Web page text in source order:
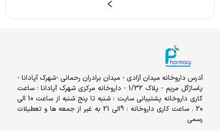
آدرس داروخانه میدان آزادی - میدان برادران رحمانی -شهرک آپادانا -
پاساژگل مریم - پلاک 1/32 - داروخانه مرکزی شهرک آپادانا : ساعت
کاری داروخانه پشتیبانی سایت : شنبه تا پنج شنبه از ساعت 10 الی
20 . ساعت کاری داروخانه : 9الی 21 به غیر از جمعه ها و تعطیلات
رسمی